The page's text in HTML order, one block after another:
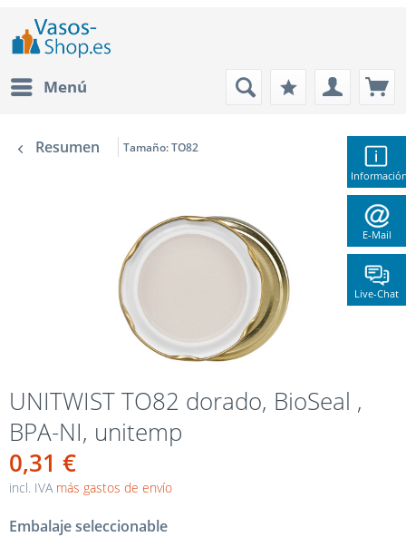
E-Mail
Live-Chat
Menú
Resumen Tamaño: TO82
UNITWIST TO82 dorado, BioSeal ,
BPA-NI, unitemp
0,31 €
incl. IVA más gastos de envío
Embalaje seleccionable